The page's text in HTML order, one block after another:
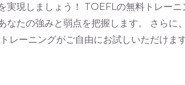
実現しましょう！ TOEFLの無料トレ
なたの強みと弱点を把握します。 さら
レーニングがご自由にお試しいただけます